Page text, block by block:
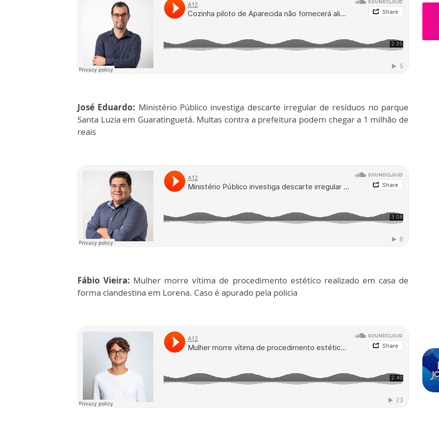
José Eduardo: Ministério Público investiga descarte irregular de resíduos no parque
Santa Luzia em Guaratinguetá. Multas contra a prefeitura podem chegar a 1 milhão de
reais
Fábio Vieira: Mulher morre vítima de procedimento estético realizado em casa de
forma clandestina em Lorena. Caso é apurado pela policia